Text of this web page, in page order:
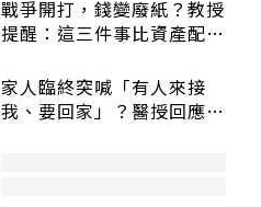
戰爭開打，錢變廢紙？教授
提醒：這三件事比資產配置
家人臨終突喊「有人來接
我、要回家」？醫授回應方